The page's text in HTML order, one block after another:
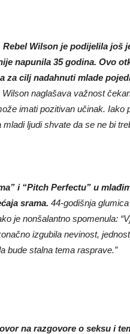
Wilson je podijelila još
napunila 35 godina. Ovo
za cilj nadahnuti mlade
Wilson naglašava važnost
imati pozitivan učinak. Iako
ljudi shvate da se ne bi
i “Pitch Perfectu” u
srama. 44-godišnja
je nonšalantno spomenula:
izgubila nevinost,
bude stalna tema rasprave.”
na razgovore o seksu i